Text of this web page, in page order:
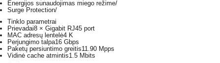
Energijos sunaudojimas miego režime/
Surge Protection/
Tinklo parametrai
Prievadai8 × Gigabit RJ45 port
MAC adresų lentelė4 K
Perjungimo talpa16 Gbps
Paketų persiuntimo greitis11.90 Mpps
Vidinė cache atmintis1.5 Mbits